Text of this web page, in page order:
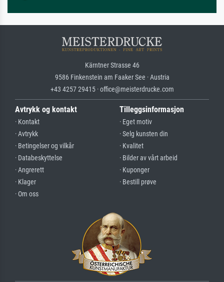
Kärntner Strasse 46
9586 Finkenstein am Faaker See · Austria
+43 4257 29415 · office@meisterdrucke.com
Avtrykk og kontakt
· Kontakt
· Avtrykk
· Betingelser og vilkår
· Databeskyttelse
· Angrerett
· Klager
· Om oss
Tilleggsinformasjon
· Eget motiv
· Selg kunsten din
· Kvalitet
· Bilder av vårt arbeid
· Kuponger
· Bestill prøve